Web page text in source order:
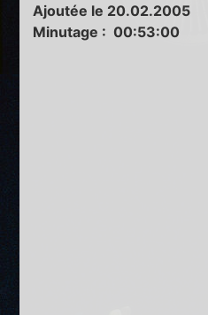
Ajoutée le 20.02.2005
Minutage : 00:53:00